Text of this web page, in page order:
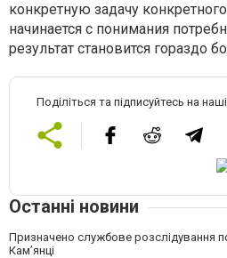
конкретную задачу
начинается с понимания
результат становится гораздо
Поділіться та підписуйтесь на
Останні новини
Призначено службове розслідування
Кам’янці